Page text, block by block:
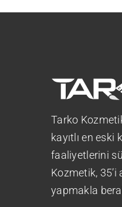
Tarko
kayıtlı en eski
faaliyetlerini
Kozmetik, 35’i
yapmakla